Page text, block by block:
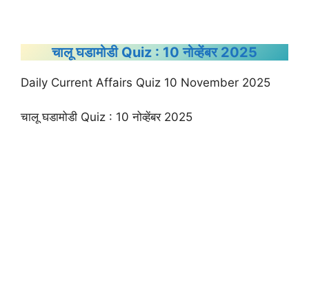
चालू घडामोडी Quiz : 10 नोव्हेंबर 2025
Daily Current Affairs Quiz 10 November 2025
चालू घडामोडी Quiz : 10 नोव्हेंबर 2025